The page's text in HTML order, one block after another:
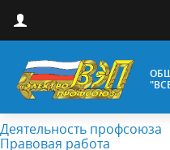
Деятельность профсоюза
Правовая работа